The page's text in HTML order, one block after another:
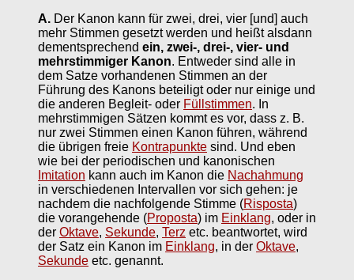
A. Der Kanon kann für zwei, drei, vier [und] auch
mehr Stimmen gesetzt werden und heißt alsdann
dementsprechend ein, zwei-, drei-, vier- und
mehrstimmiger Kanon. Entweder sind alle in
dem Satze vorhandenen Stimmen an der
Führung des Kanons beteiligt oder nur einige und
die anderen Begleit- oder Füllstimmen. In
mehrstimmigen Sätzen kommt es vor, dass z. B.
nur zwei Stimmen einen Kanon führen, während
die übrigen freie Kontrapunkte sind. Und eben
wie bei der periodischen und kanonischen
Imitation kann auch im Kanon die Nachahmung
in verschiedenen Intervallen vor sich gehen: je
nachdem die nachfolgende Stimme (Risposta)
die vorangehende (Proposta) im Einklang, oder in
der Oktave, Sekunde, Terz etc. beantwortet, wird
der Satz ein Kanon im Einklang, in der Oktave,
Sekunde etc. genannt.